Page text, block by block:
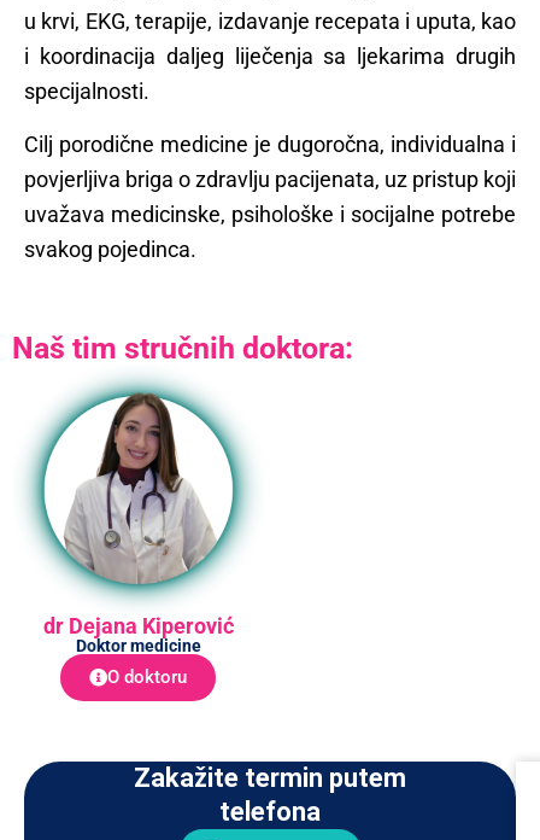
u krvi, EKG, terapije, izdavanje recepata i uputa, kao
i koordinacija daljeg liječenja sa ljekarima drugih
specijalnosti.
Cilj porodične medicine je dugoročna, individualna i
povjerljiva briga o zdravlju pacijenata, uz pristup koji
uvažava medicinske, psihološke i socijalne potrebe
svakog pojedinca.
Naš tim stručnih doktora:
dr Dejana Kiperović
Doktor medicine
O doktoru
Zakažite termin putem
telefona